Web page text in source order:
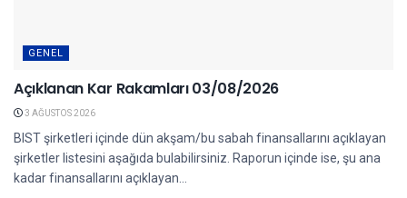
GENEL
Açıklanan Kar Rakamları 03/08/2026
3 AĞUSTOS 2026
BIST şirketleri içinde dün akşam/bu sabah finansallarını açıklayan
şirketler listesini aşağıda bulabilirsiniz. Raporun içinde ise, şu ana
kadar finansallarını açıklayan...